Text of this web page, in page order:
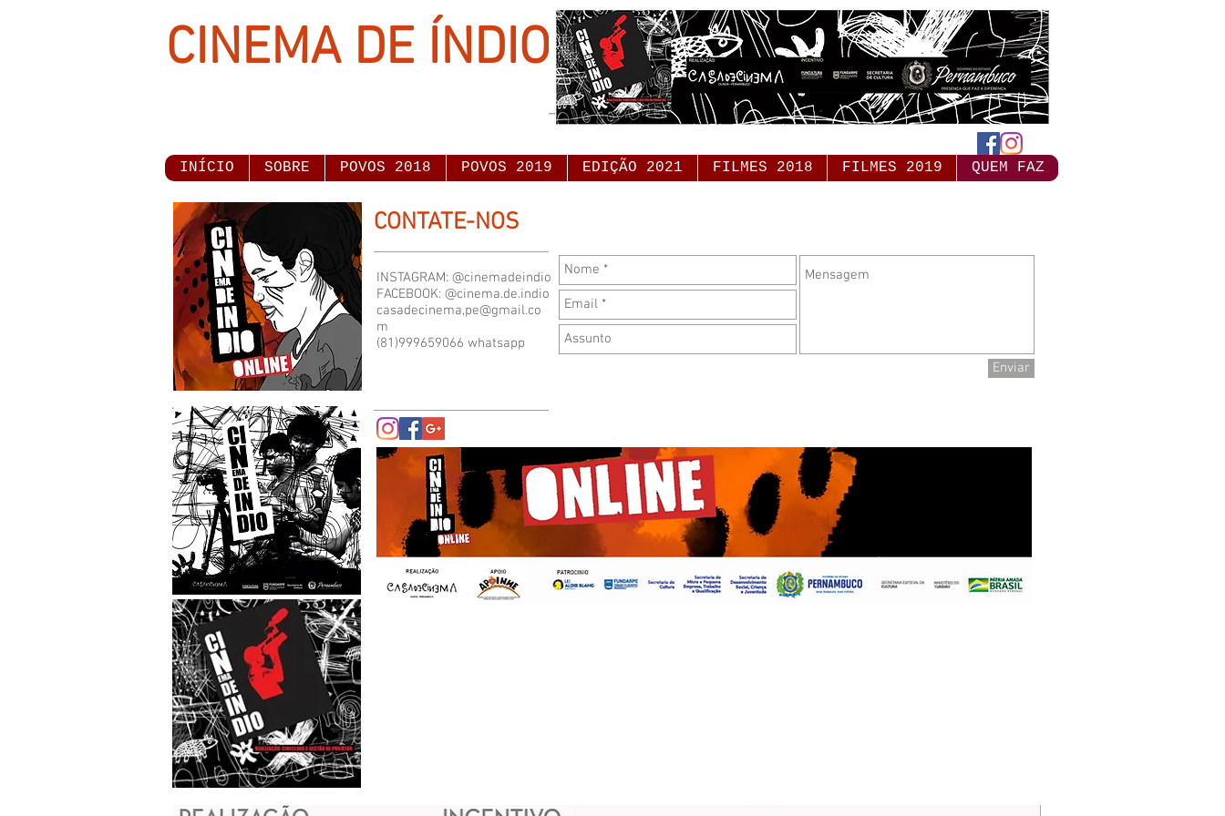
CINEMA DE ÍNDIO
INÍCIO SOBRE POVOS 2018 POVOS 2019 EDIÇÃO 2021 FILMES 2018 FILMES 2019 QUEM FAZ
CONTATE-NOS
INSTAGRAM: @cinemadeindio
FACEBOOK: @cinema.de.indio
casadecinema,pe@gmail.co
m
(81)999659066 whatsapp
Enviar
© 2023 por Nome do Site. Orgulhosamente criado comWix.com